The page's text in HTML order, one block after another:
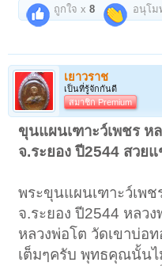
ถูกใจ x8 อนุโม
เยาวราช
เป็นที่รู้จักกันดี
สมาชิก Premium
ขุนแผนเฑาะว์เพชร ห
จ.ระยอง ปี2544 สวย
พระขุนแผนเฑาะว์เพช
จ.ระยอง ปี2544 หลว
หลวงพ่อโต วัดเขาบ่อท
เต็มๆครับ พุทธคุณนั้นไ